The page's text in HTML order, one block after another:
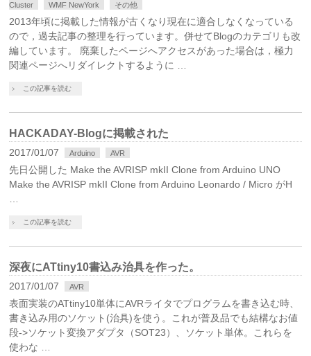
Cluster
WMF NewYork その他
2013年頃に掲載した情報が古くなり現在に適合しなくなっている
ので，過去記事の整理を行っています。併せてBlogのカテゴリも改
編しています。 廃棄したページへアクセスがあった場合は，極力
関連ページへリダイレクトするように …
この記事を読む
HACKADAY-Blogに掲載された
2017/01/07 Arduino AVR
先日公開した Make the AVRISP mkII Clone from Arduino UNO
Make the AVRISP mkII Clone from Arduino Leonardo / Micro がH
この記事を読む
深夜にATtiny10書込み治具を作った。
2017/01/07 AVR
表面実装のATtiny10単体にAVRライタでプログラムを書き込む時、
書き込み用のソケット(治具)を使う。これが普及品でも結構なお値
段->ソケット変換アダプタ（SOT23）、ソケット単体。これらを
使わな …